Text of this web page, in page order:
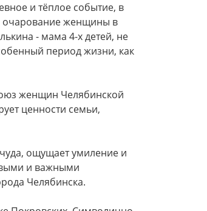
и тёплое событие, в
очарование женщины в
- мама 4-х детей, не
период жизни, как
женщин Челябинской
ценности семьи,
ощущает умиление и
и важными
Челябинска.